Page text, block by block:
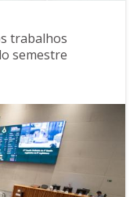
trabalhos
semestre